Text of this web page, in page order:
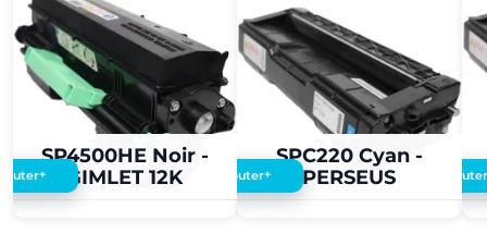
SP4500HE Noir -
GIMLET 12K
2,00 €
+
SPC220 Cyan -
PERSEUS
2,00 €
Ajouter+